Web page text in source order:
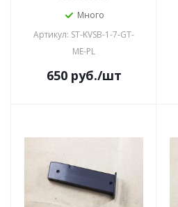
Много
Артикул: ST-KVSB-1-7-GT-
ME-PL
650руб./шт